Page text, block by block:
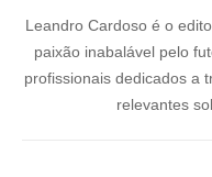
Leandro Cardoso é o
paixão inabalável pelo
profissionais dedicados a
relevantes